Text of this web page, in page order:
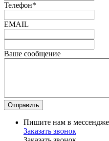
Телефон*
EMAIL
Ваше сообщение
Пишите нам в
Заказать звонок